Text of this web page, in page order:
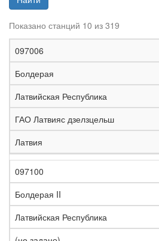
Показано станций 10 из 319
К
о
д
Н
а
з
в
а
н
и
е
т
а
н
а
е
е
з
н
а
я
о
о
а
е
и
н
097006
Болдерая
Латвийская Республика
ГАО Латвияс дзелзцельш
Латвия
097100
Болдерая II
Латвийская Республика